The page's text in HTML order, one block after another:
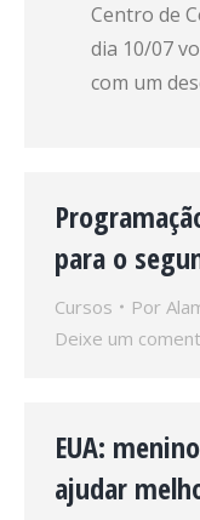
Centro de
dia 10/07
com um
para o
Cursos Por
Deixe um
EUA:
ajudar